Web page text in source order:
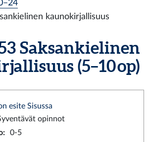
kaunokirjallisuus
Saksankielinen
(5–10 op)
esite Sisussa
opinnot
:
0-5